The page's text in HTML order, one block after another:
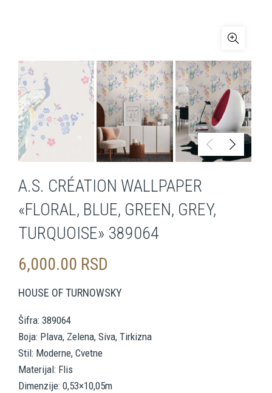
A.S. CRÉATION WALLPAPER
«FLORAL, BLUE, GREEN, GREY,
TURQUOISE» 389064
6,000.00 RSD
HOUSE OF TURNOWSKY
Šifra: 389064
Boja: Plava, Zelena, Siva, Tirkizna
Stil: Moderne, Cvetne
Materijal: Flis
Dimenzije: 0,53×10,05m